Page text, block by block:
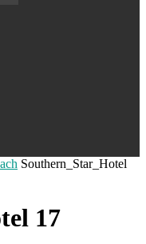
Southern_Star_Hotel
17